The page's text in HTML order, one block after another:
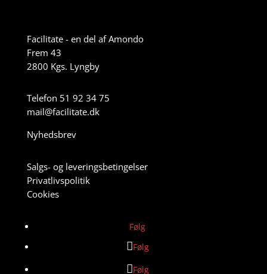
Facilitate - en del af Amondo
Frem 43
2800 Kgs. Lyngby
Telefon 51 92 34 75
mail@facilitate.dk
Nyhedsbrev
Salgs- og leveringsbetingelser
Privatlivspolitik
Cookies
Følg
Følg
Følg